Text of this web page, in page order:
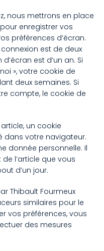
nous mettrons en place
enregistrer vos
préférences d’écran.
est de deux
est d’un an. Si
», votre cookie de
deux semaines. Si
compte, le cookie de
un cookie
dans votre navigateur.
donnée personnelle. Il
l’article que vous
d’un jour.
Thibault Fourmeux
similaires pour le
vos préférences, vous
des mesures